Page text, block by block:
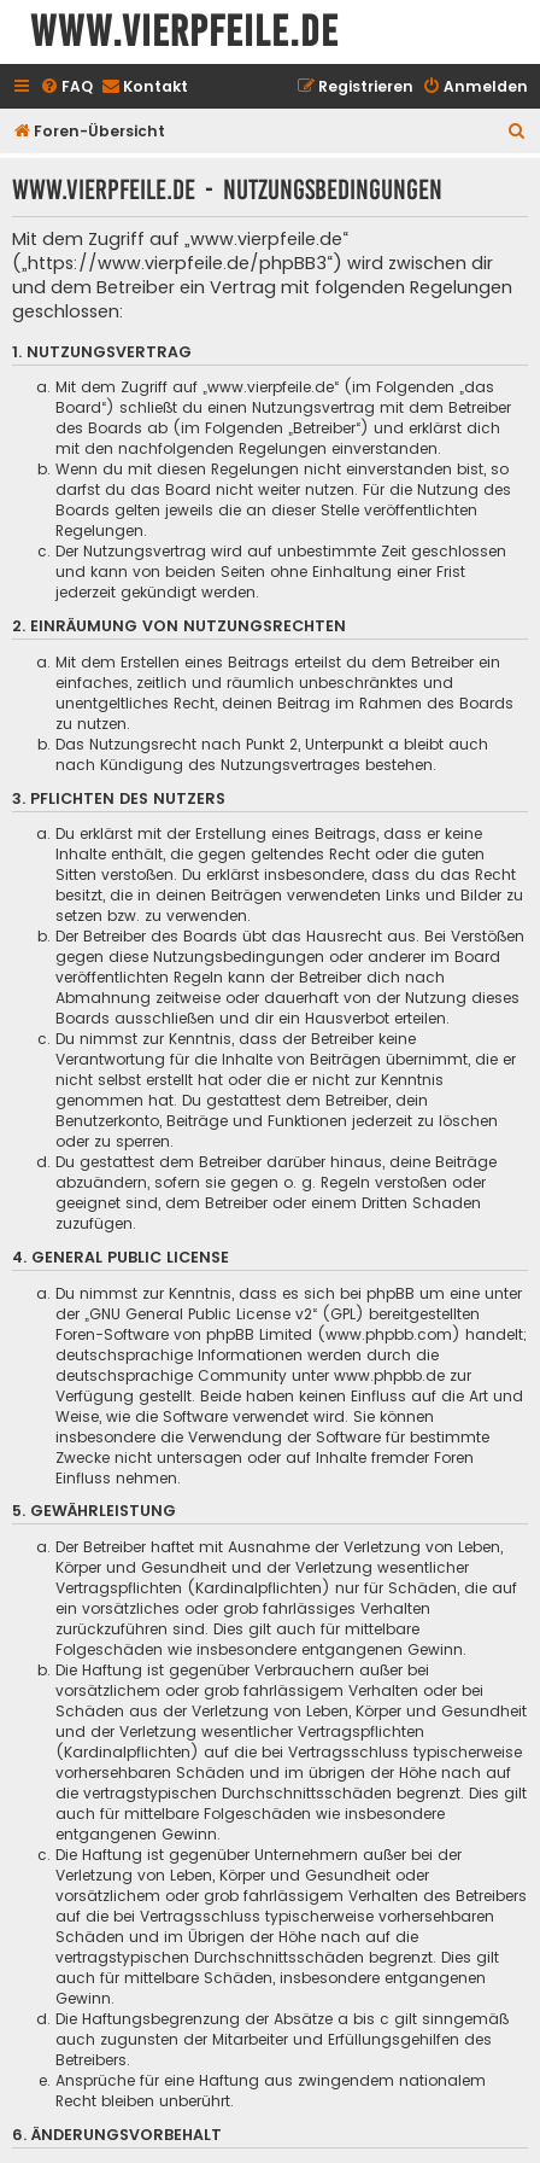
www.vierpfeile.de
FAQ Kontakt Anmelden
Registrieren
Foren-Übersicht
h
www.vierpfeile.de - Nutzungsbedingungen
Mit dem Zugriff auf „www.vierpfeile.de“
(„https://www.vierpfeile.de/phpBB3“) wird zwischen dir
und dem Betreiber ein Vertrag mit folgenden Regelungen
geschlossen:
1. NUTZUNGSVERTRAG
Mit dem Zugriff auf „www.vierpfeile.de“ (im Folgenden „das
Board“) schließt du einen Nutzungsvertrag mit dem Betreiber
des Boards ab (im Folgenden „Betreiber“) und erklärst dich
mit den nachfolgenden Regelungen einverstanden.
Wenn du mit diesen Regelungen nicht einverstanden bist, so
darfst du das Board nicht weiter nutzen. Für die Nutzung des
Boards gelten jeweils die an dieser Stelle veröffentlichten
Regelungen.
Der Nutzungsvertrag wird auf unbestimmte Zeit geschlossen
und kann von beiden Seiten ohne Einhaltung einer Frist
jederzeit gekündigt werden.
2. EINRÄUMUNG VON NUTZUNGSRECHTEN
Mit dem Erstellen eines Beitrags erteilst du dem Betreiber ein
einfaches, zeitlich und räumlich unbeschränktes und
unentgeltliches Recht, deinen Beitrag im Rahmen des Boards
zu nutzen.
Das Nutzungsrecht nach Punkt 2, Unterpunkt a bleibt auch
nach Kündigung des Nutzungsvertrages bestehen.
3. PFLICHTEN DES NUTZERS
Du erklärst mit der Erstellung eines Beitrags, dass er keine
Inhalte enthält, die gegen geltendes Recht oder die guten
Sitten verstoßen. Du erklärst insbesondere, dass du das Recht
besitzt, die in deinen Beiträgen verwendeten Links und Bilder zu
setzen bzw. zu verwenden.
Der Betreiber des Boards übt das Hausrecht aus. Bei Verstößen
gegen diese Nutzungsbedingungen oder anderer im Board
veröffentlichten Regeln kann der Betreiber dich nach
Abmahnung zeitweise oder dauerhaft von der Nutzung dieses
Boards ausschließen und dir ein Hausverbot erteilen.
Du nimmst zur Kenntnis, dass der Betreiber keine
Verantwortung für die Inhalte von Beiträgen übernimmt, die er
nicht selbst erstellt hat oder die er nicht zur Kenntnis
genommen hat. Du gestattest dem Betreiber, dein
Benutzerkonto, Beiträge und Funktionen jederzeit zu löschen
oder zu sperren.
Du gestattest dem Betreiber darüber hinaus, deine Beiträge
abzuändern, sofern sie gegen o. g. Regeln verstoßen oder
geeignet sind, dem Betreiber oder einem Dritten Schaden
zuzufügen.
4. GENERAL PUBLIC LICENSE
Du nimmst zur Kenntnis, dass es sich bei phpBB um eine unter
der „GNU General Public License v2“ (GPL) bereitgestellten
Foren-Software von phpBB Limited (www.phpbb.com) handelt;
deutschsprachige Informationen werden durch die
deutschsprachige Community unter www.phpbb.de zur
Verfügung gestellt. Beide haben keinen Einfluss auf die Art und
Weise, wie die Software verwendet wird. Sie können
insbesondere die Verwendung der Software für bestimmte
Zwecke nicht untersagen oder auf Inhalte fremder Foren
Einfluss nehmen.
5. GEWÄHRLEISTUNG
Der Betreiber haftet mit Ausnahme der Verletzung von Leben,
Körper und Gesundheit und der Verletzung wesentlicher
Vertragspflichten (Kardinalpflichten) nur für Schäden, die auf
ein vorsätzliches oder grob fahrlässiges Verhalten
zurückzuführen sind. Dies gilt auch für mittelbare
Folgeschäden wie insbesondere entgangenen Gewinn.
Die Haftung ist gegenüber Verbrauchern außer bei
vorsätzlichem oder grob fahrlässigem Verhalten oder bei
Schäden aus der Verletzung von Leben, Körper und Gesundheit
und der Verletzung wesentlicher Vertragspflichten
(Kardinalpflichten) auf die bei Vertragsschluss typischerweise
vorhersehbaren Schäden und im übrigen der Höhe nach auf
die vertragstypischen Durchschnittsschäden begrenzt. Dies gilt
auch für mittelbare Folgeschäden wie insbesondere
entgangenen Gewinn.
Die Haftung ist gegenüber Unternehmern außer bei der
Verletzung von Leben, Körper und Gesundheit oder
vorsätzlichem oder grob fahrlässigem Verhalten des Betreibers
auf die bei Vertragsschluss typischerweise vorhersehbaren
Schäden und im Übrigen der Höhe nach auf die
vertragstypischen Durchschnittsschäden begrenzt. Dies gilt
auch für mittelbare Schäden, insbesondere entgangenen
Gewinn.
Die Haftungsbegrenzung der Absätze a bis c gilt sinngemäß
auch zugunsten der Mitarbeiter und Erfüllungsgehilfen des
Betreibers.
Ansprüche für eine Haftung aus zwingendem nationalem
Recht bleiben unberührt.
6. ÄNDERUNGSVORBEHALT